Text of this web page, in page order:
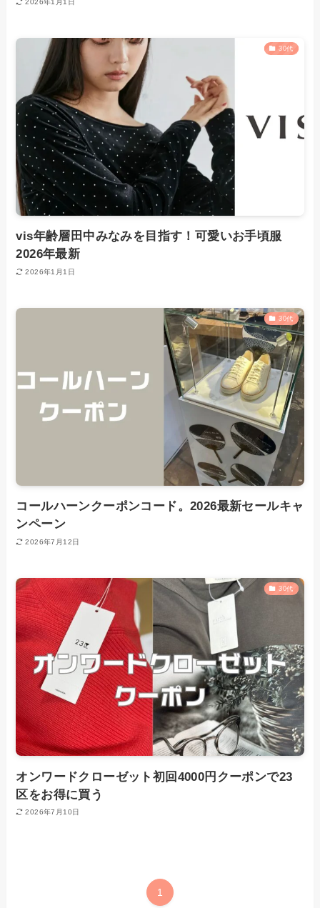
30代
vis年齢層田中みなみを目指す！可愛いお手頃服
2026年最新
2026年1月1日
30代
コールハーンクーポンコード。2026最新セールキャ
ンペーン
2026年7月12日
30代
オンワードクローゼット初回4000円クーポンで23
区をお得に買う
2026年7月10日
1